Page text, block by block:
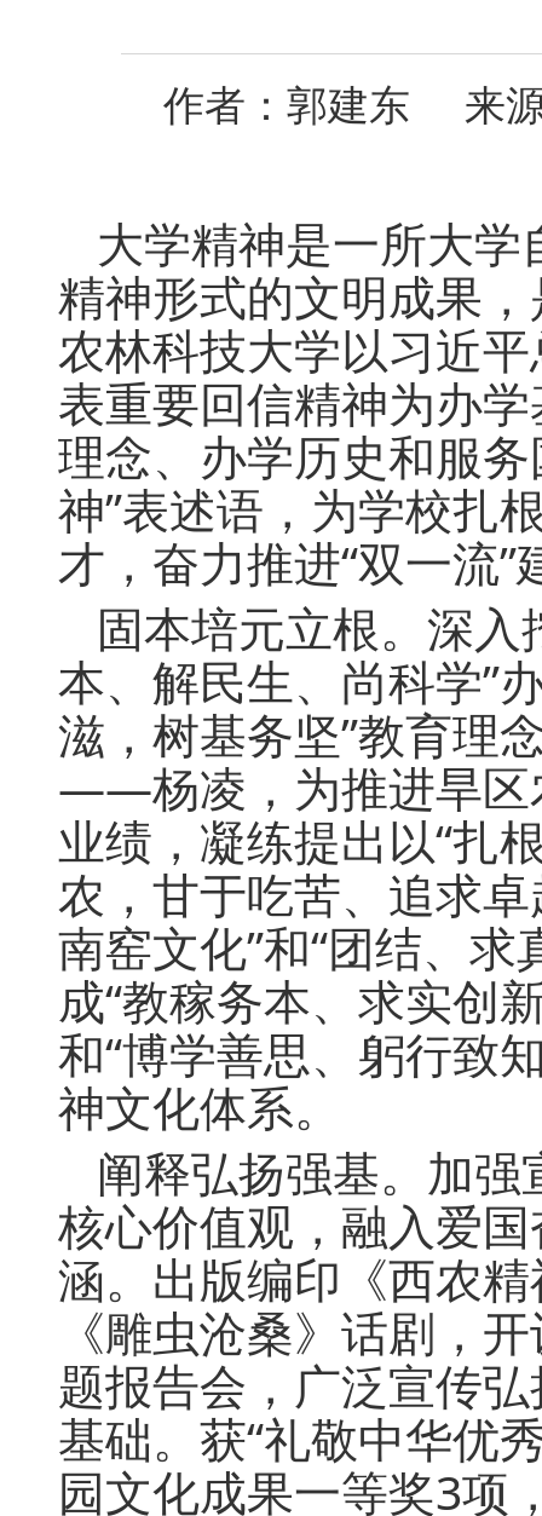
作者：郭建东 来
大学精神是一所大
精神形式的文明成果
农林科技大学以习近
表重要回信精神为办
理念、办学历史和服
神”表述语，为学校扎
才，奋力推进“双一流
固本培元立根。深
本、解民生、尚科学”
滋，树基务坚”教育理
——杨凌，为推进旱区
业绩，凝练提出以“扎
农，甘于吃苦、追求卓
南窑文化”和“团结、
成“教稼务本、求实创
和“博学善思、躬行致
神文化体系。
阐释弘扬强基。加强
核心价值观，融入爱
涵。出版编印《西农
《雕虫沧桑》话剧，
题报告会，广泛宣传
基础。获“礼敬中华优
园文化成果一等奖3项